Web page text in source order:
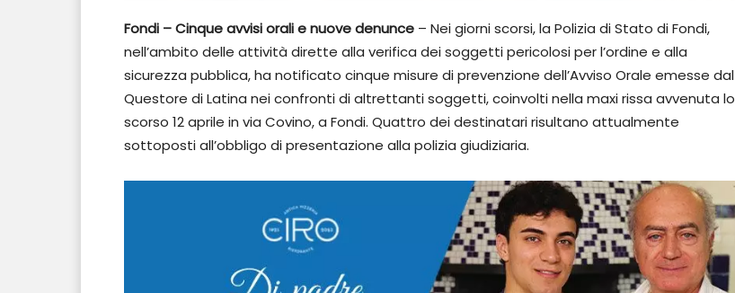
Fondi – Cinque avvisi orali e nuove denunce – Nei giorni scorsi, la Polizia di Stato di Fondi,
nell’ambito delle attività dirette alla verifica dei soggetti pericolosi per l’ordine e alla
sicurezza pubblica, ha notificato cinque misure di prevenzione dell’Avviso Orale emesse dal
Questore di Latina nei confronti di altrettanti soggetti, coinvolti nella maxi rissa avvenuta lo
scorso 12 aprile in via Covino, a Fondi. Quattro dei destinatari risultano attualmente
sottoposti all’obbligo di presentazione alla polizia giudiziaria.